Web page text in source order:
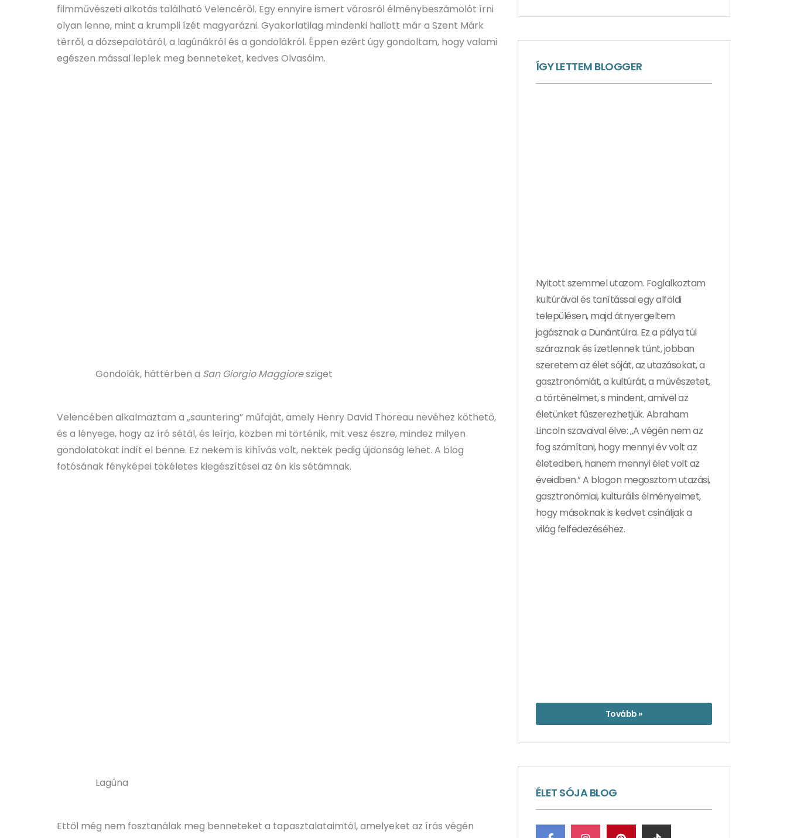
filmművészeti alkotás található Velencéről. Egy ennyire ismert városról élménybeszámolót írni
olyan lenne, mint a krumpli ízét magyarázni. Gyakorlatilag mindenki hallott már a Szent Márk
térről, a dózsepalotáról, a lagúnákról és a gondolákról. Éppen ezért úgy gondoltam, hogy valami
egészen mással leplek meg benneteket, kedves Olvasóim.
Gondolák, háttérben a San Giorgio Maggioresziget
Velencében alkalmaztam a „sauntering” műfaját, amely Henry David Thoreau nevéhez köthető,
és a lényege, hogy az író sétál, és leírja, közben mi történik, mit vesz észre, mindez milyen
gondolatokat indít el benne. Ez nekem is kihívás volt, nektek pedig újdonság lehet. A blog
fotósának fényképei tökéletes kiegészítései az én kis sétámnak.
Lagúna
Ettől még nem fosztanálak meg benneteket a tapasztalataimtól, amelyeket az írás végén
ÍGY LETTEM BLOGGER
Nyitott szemmel utazom. Foglalkoztam
kultúrával és tanítással egy alföldi
településen, majd átnyergeltem
jogásznak a Dunántúlra. Ez a pálya túl
száraznak és ízetlennek tűnt, jobban
szeretem az élet sóját, az utazásokat, a
gasztronómiát, a kultúrát, a művészetet,
a történelmet, s mindent, amivel az
életünket fűszerezhetjük. Abraham
Lincoln szavaival élve: „A végén nem az
fog számítani, hogy mennyi év volt az
életedben, hanem mennyi élet volt az
éveidben.” A blogon megosztom utazási,
gasztronómiai, kulturális élményeimet,
hogy másoknak is kedvet csináljak a
világ felfedezéséhez.
Tovább »
ÉLET SÓJA BLOG